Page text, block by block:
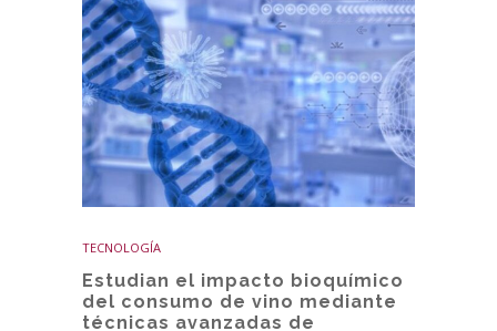
TECNOLOGÍA
Estudian el impacto bioquímico
del consumo de vino mediante
técnicas avanzadas de